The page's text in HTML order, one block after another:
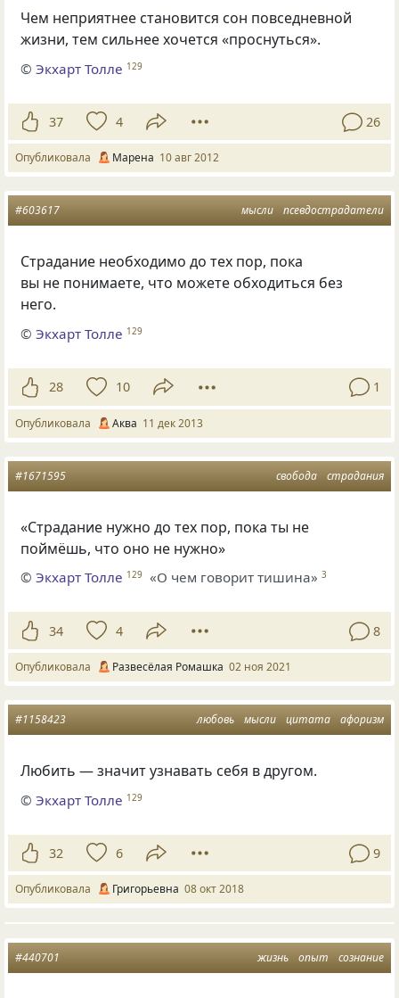
Чем неприятнее становится сон повседневной
жизни, тем сильнее хочется «проснуться».
©Экхарт Толле 129
37 4 26
Опубликовала Марена 10 авг 2012
мысли псевдострадатели
#603617
Страдание необходимо до тех пор, пока
вы не понимаете, что можете обходиться без
него.
©Экхарт Толле 129
28 10 1
Опубликовала Аква 11 дек 2013
свобода страдания
#1671595
«Страдание нужно до тех пор, пока ты не
поймёшь, что оно не нужно»
©Экхарт Толле 129 «О чем говорит тишина» 3
34 4 8
Опубликовала Развесёлая Ромашка 02 ноя 2021
любовь мысли цитата афоризм
#1158423
Любить — значит узнавать себя в другом.
©Экхарт Толле 129
32 6 9
Опубликовала Григорьевна 08 окт 2018
жизнь опыт сознание
#440701